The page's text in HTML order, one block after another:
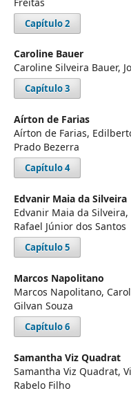
Capítulo 2
Caroline Bauer
Caroline Silveira Bauer,
Capítulo 3
Aírton de Farias
Aírton de Farias,
Prado Bezerra
Capítulo 4
Edvanir Maia da Silveira
Edvanir Maia da
Rafael Júnior dos Santos
Capítulo 5
Marcos Napolitano
Marcos Napolitano,
Gilvan Souza
Capítulo 6
Samantha Viz Quadrat
Samantha Viz Quadrat,
Rabelo Filho